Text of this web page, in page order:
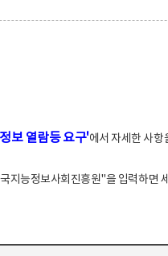
보 열람등 요구'에서 자세한 사항
능정보사회진흥원"을 입력하면